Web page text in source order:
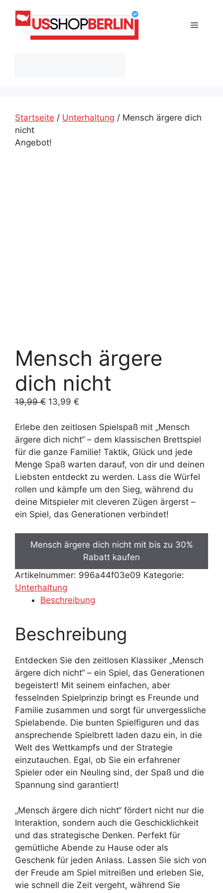
Inhalt
springen
Menü
Startseite / Unterhaltung / Mensch ärgere dich
nicht
Angebot!
Mensch ärgere
dich nicht
19,99€ Ursprünglicher
war:
19,99 €
13,99 €
ist:
13,99 €.
Erlebe den zeitlosen Spielspaß mit „Mensch
ärgere dich nicht“ – dem klassischen Brettspiel
für die ganze Familie! Taktik, Glück und jede
Menge Spaß warten darauf, von dir und deinen
Liebsten entdeckt zu werden. Lass die Würfel
rollen und kämpfe um den Sieg, während du
deine Mitspieler mit cleveren Zügen ärgerst –
ein Spiel, das Generationen verbindet!
Mensch ärgere dich nicht mit bis zu 30%
Rabatt kaufen
Artikelnummer: 996a44f03e09 Kategorie:
Unterhaltung
Beschreibung
Beschreibung
Entdecken Sie den zeitlosen Klassiker „Mensch
ärgere dich nicht“ – ein Spiel, das Generationen
begeistert! Mit seinem einfachen, aber
fesselnden Spielprinzip bringt es Freunde und
Familie zusammen und sorgt für unvergessliche
Spielabende. Die bunten Spielfiguren und das
ansprechende Spielbrett laden dazu ein, in die
Welt des Wettkampfs und der Strategie
einzutauchen. Egal, ob Sie ein erfahrener
Spieler oder ein Neuling sind, der Spaß und die
Spannung sind garantiert!
„Mensch ärgere dich nicht“ fördert nicht nur die
Interaktion, sondern auch die Geschicklichkeit
und das strategische Denken. Perfekt für
gemütliche Abende zu Hause oder als
Geschenk für jeden Anlass. Lassen Sie sich von
der Freude am Spiel mitreißen und erleben Sie,
wie schnell die Zeit vergeht, während Sie